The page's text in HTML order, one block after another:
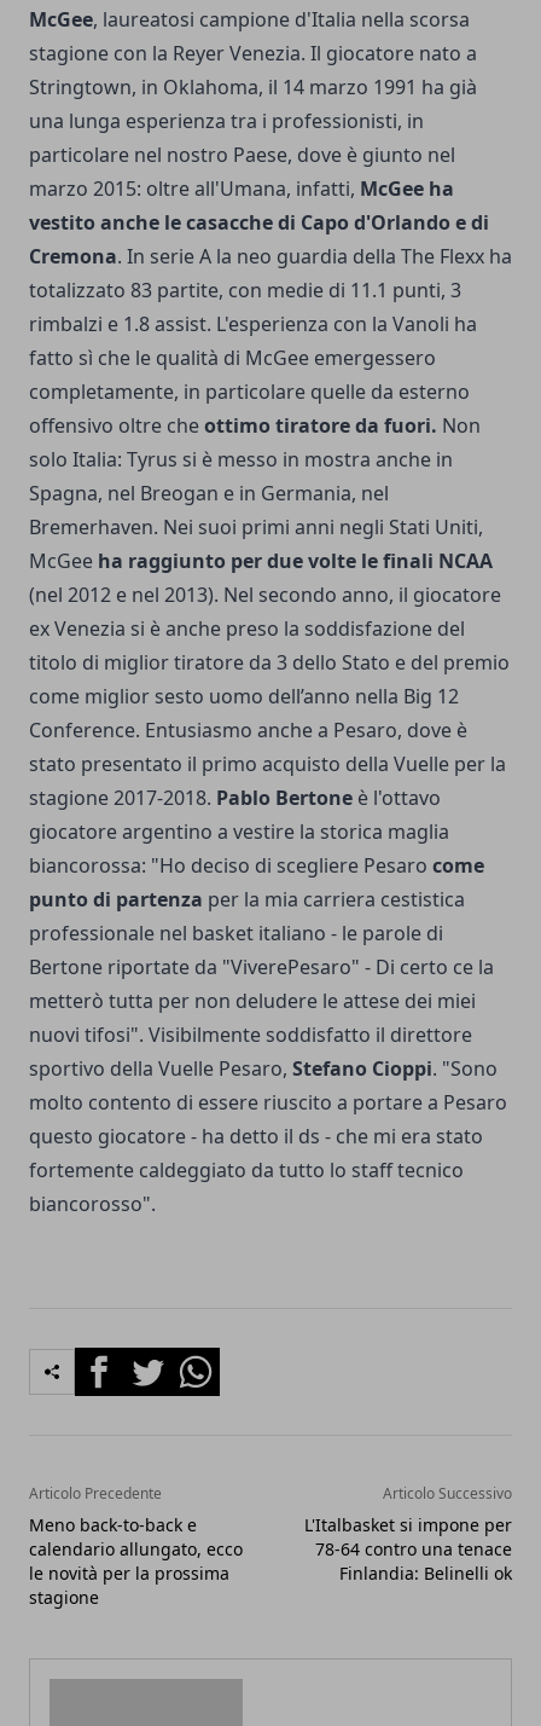
McGee, laureatosi campione d'Italia nella scorsa
stagione con la Reyer Venezia. Il giocatore nato a
Stringtown, in Oklahoma, il 14 marzo 1991 ha già
una lunga esperienza tra i professionisti, in
particolare nel nostro Paese, dove è giunto nel
marzo 2015: oltre all'Umana, infatti, McGee ha
vestito anche le casacche di Capo d'Orlando e di
Cremona. In serie A la neo guardia della The Flexx ha
totalizzato 83 partite, con medie di 11.1 punti, 3
rimbalzi e 1.8 assist. L'esperienza con la Vanoli ha
fatto sì che le qualità di McGee emergessero
completamente, in particolare quelle da esterno
offensivo oltre cheottimo tiratore da fuori. Non
solo Italia: Tyrus si è messo in mostra anche in
Spagna, nel Breogan e in Germania, nel
Bremerhaven. Nei suoi primi anni negli Stati Uniti,
McGee ha raggiunto per due volte le finali NCAA
(nel 2012 e nel 2013). Nel secondo anno, il giocatore
ex Venezia si è anche preso la soddisfazione del
titolo di miglior tiratore da 3 dello Stato e del premio
come miglior sesto uomo dell’anno nella Big 12
Conference. Entusiasmo anche a Pesaro, dove è
stato presentato il primo acquisto della Vuelle per la
stagione 2017-2018. Pablo Bertone è l'ottavo
giocatore argentino a vestire la storica maglia
biancorossa: "Ho deciso di scegliere Pesaro come
punto di partenza per la mia carriera cestistica
professionale nel basket italiano - le parole di
Bertone riportate da "ViverePesaro" - Di certo ce la
metterò tutta per non deludere le attese dei miei
nuovi tifosi". Visibilmente soddisfatto il direttore
sportivo della Vuelle Pesaro, Stefano Cioppi. "Sono
molto contento di essere riuscito a portare a Pesaro
questo giocatore - ha detto il ds - che mi era stato
fortemente caldeggiato da tutto lo staff tecnico
biancorosso".
FacebookTwitterWhatsapp
Articolo Precedente
Meno back-to-back e
calendario allungato, ecco
le novità per la prossima
stagione
Articolo Successivo
L'Italbasket si impone per
78-64 contro una tenace
Finlandia: Belinelli ok